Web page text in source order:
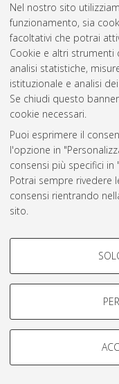
Nel nostro sito
funzionamento, sia
facoltativi che potrai
Cookie e altri
analisi statistiche,
istituzionale e analisi
Se chiudi questo
cookie necessari.
Puoi esprimere il
l'opzione in
consensi più specifici
Potrai sempre rivedere
consensi rientrando
sito.
COOKIE DI
Si tratta di cookie
navigazione degli utenti,
Mostra cookie di
COOKIE TECNICI -
2022(1)
Atom
Rss 1.0
Rss 2.0
AMS Laurea
Servizio
Impostazioni Cookie
© ALMA MATER